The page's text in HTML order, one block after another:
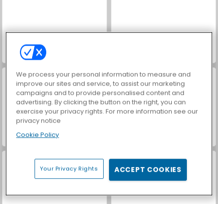
Police Traffic Racer
Challenger City Driver
We process your personal information to measure and
improve our sites and service, to assist our marketing
campaigns and to provide personalised content and
advertising. By clicking the button on the right, you can
exercise your privacy rights. For more information see our
privacy notice
Cookie Policy
Your Privacy Rights ACCEPT COOKIES